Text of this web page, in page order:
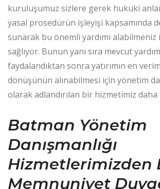
kuruluşumuz sizlere gerek hukuki
yasal prosedürün işleyişi kapsamında
sunarak bu önemli yardımı alabilmeniz
sağlıyor. Bunun yanı sıra mevcut
faydalandıktan sonra yatırımın en
dönüşünün alınabilmesi için yönetim
olarak adlandırılan bir hizmetimiz
Batman Yönetim
Danışmanlığı
Hizmetlerimizden
Memnuniyet